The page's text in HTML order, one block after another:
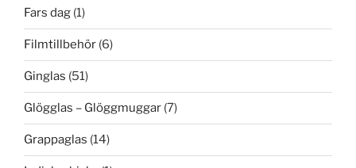
Fars dag (1)
Filmtillbehör (6)
Ginglas (51)
Glögglas – Glöggmuggar (7)
Grappaglas (14)